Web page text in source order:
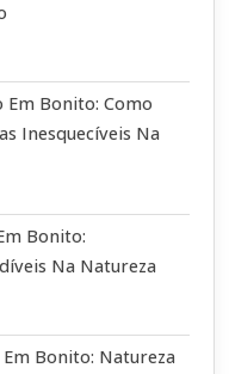
Em Bonito: Como
Inesquecíveis Na
Bonito:
Na Natureza
Em Bonito: Natureza